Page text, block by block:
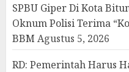
SPBU Giper Di Kota
Oknum Polisi Terima
BBM Agustus 5, 2026
RD: Pemerintah Harus